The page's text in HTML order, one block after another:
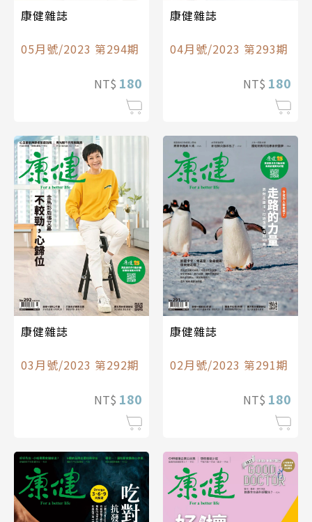
康健雜誌
05月號/2023 第294期
NT$ 180
康健雜誌
04月號/2023 第293期
NT$ 180
康健雜誌
03月號/2023 第292期
NT$ 180
康健雜誌
02月號/2023 第291期
NT$ 180